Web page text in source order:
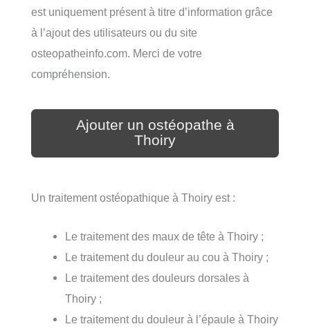
est uniquement présent à titre d’information grâce
à l’ajout des utilisateurs ou du site
osteopatheinfo.com. Merci de votre
compréhension.
Ajouter un ostéopathe à
Thoiry
Un traitement ostéopathique à Thoiry est :
Le traitement des maux de tête à Thoiry ;
Le traitement du douleur au cou à Thoiry ;
Le traitement des douleurs dorsales à
Thoiry ;
Le traitement du douleur à l’épaule à Thoiry